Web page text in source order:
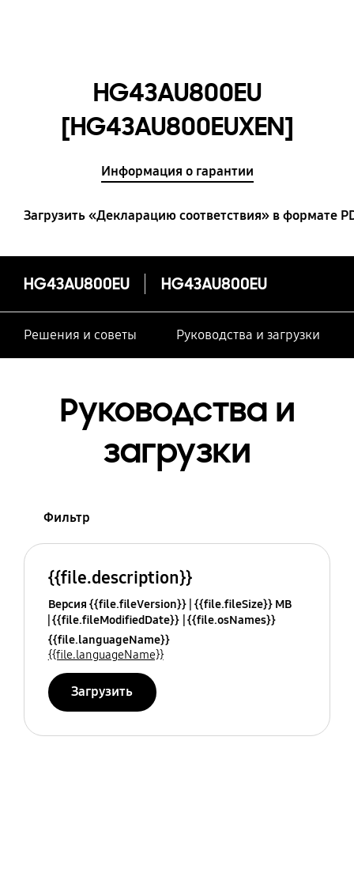
HG43AU800EU
[HG43AU800EUXEN]
Информация о гарантии
Загрузить «Декларацию соответствия» в формате
HG43AU800EU HG43AU800EU
Решения и советы Руководства и загрузки
Руководства и
загрузки
Фильтр
{{file.description}}
Версия {{file.fileVersion}} {{file.fileSize}} MB
{{file.fileModifiedDate}} {{file.osNames}}
{{file.languageName}}
{{file.languageName}}
Загрузить